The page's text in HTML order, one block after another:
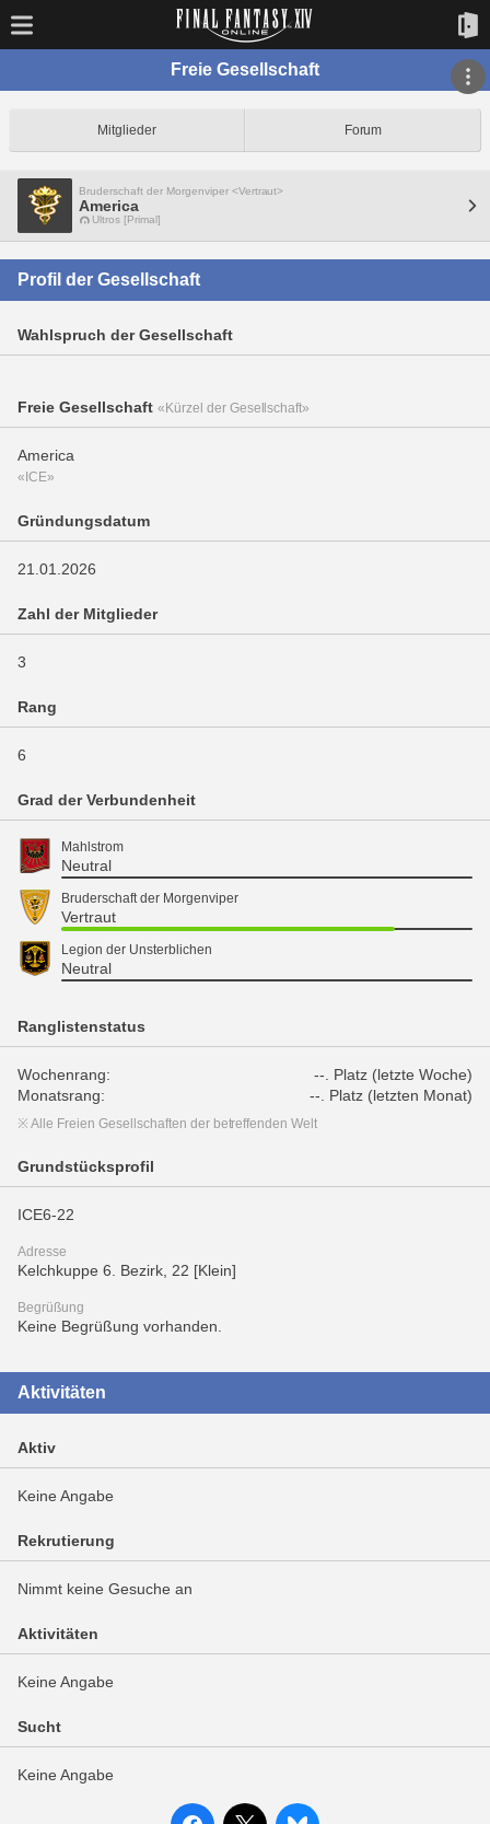
Freie Gesellschaft
Mitglieder Forum
Bruderschaft der Morgenviper <Vertraut>
America
Ultros [Primal]
Profil der Gesellschaft
Wahlspruch der Gesellschaft
Freie Gesellschaft «Kürzel der Gesellschaft»
America
«ICE»
Gründungsdatum
21.01.2026
Zahl der Mitglieder
3
Rang
6
Grad der Verbundenheit
Mahlstrom
Neutral
Bruderschaft der Morgenviper
Vertraut
Legion der Unsterblichen
Neutral
Ranglistenstatus
Wochenrang:
--. Platz (letzte Woche)
Monatsrang:
--. Platz (letzten Monat)
※ Alle Freien Gesellschaften der betreffenden Welt
Grundstücksprofil
ICE6-22
Adresse
Kelchkuppe 6. Bezirk, 22 [Klein]
Begrüßung
Keine Begrüßung vorhanden.
Aktivitäten
Aktiv
Keine Angabe
Rekrutierung
Nimmt keine Gesuche an
Aktivitäten
Keine Angabe
Sucht
Keine Angabe